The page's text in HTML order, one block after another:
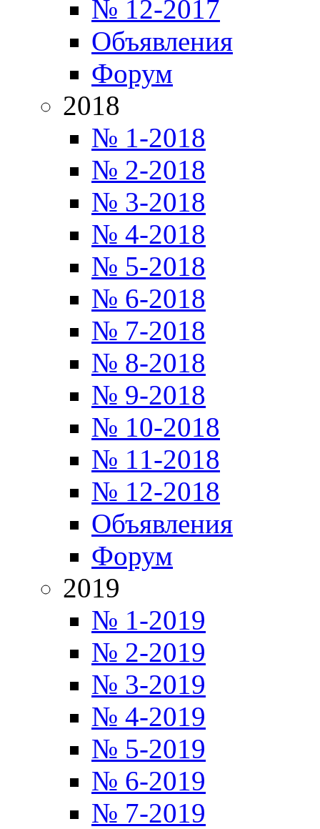
№ 12-2017
Объявления
Форум
2018
№ 1-2018
№ 2-2018
№ 3-2018
№ 4-2018
№ 5-2018
№ 6-2018
№ 7-2018
№ 8-2018
№ 9-2018
№ 10-2018
№ 11-2018
№ 12-2018
Объявления
Форум
2019
№ 1-2019
№ 2-2019
№ 3-2019
№ 4-2019
№ 5-2019
№ 6-2019
№ 7-2019